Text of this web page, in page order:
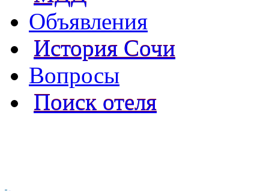
Объявления
История Сочи
Вопросы
Поиск отеля